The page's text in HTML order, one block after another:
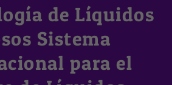
de Líquidos
Sistema
para el